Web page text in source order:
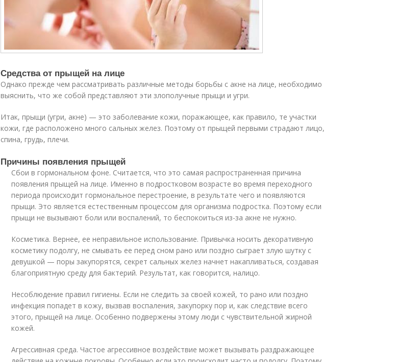
Средства от прыщей на лице
Однако прежде чем рассматривать различные методы борьбы с акне на лице, необходимо
выяснить, что же собой представляют эти злополучные прыщи и угри.
Итак, прыщи (угри, акне) — это заболевание кожи, поражающее, как правило, те участки
кожи, где расположено много сальных желез. Поэтому от прыщей первыми страдают лицо,
спина, грудь, плечи.
Причины появления прыщей
Сбои в гормональном фоне. Считается, что это самая распространенная причина
появления прыщей на лице. Именно в подростковом возрасте во время переходного
периода происходит гормональное перестроение, в результате чего и появляются
прыщи. Это является естественным процессом для организма подростка. Поэтому если
прыщи не вызывают боли или воспалений, то беспокоиться из-за акне не нужно.
Косметика. Вернее, ее неправильное использование. Привычка носить декоративную
косметику подолгу, не смывать ее перед сном рано или поздно сыграет злую шутку с
девушкой — поры закупорятся, секрет сальных желез начнет накапливаться, создавая
благоприятную среду для бактерий. Результат, как говорится, налицо.
Несоблюдение правил гигиены. Если не следить за своей кожей, то рано или поздно
инфекция попадет в кожу, вызвав воспаления, закупорку пор и, как следствие всего
этого, прыщей на лице. Особенно подвержены этому люди с чувствительной жирной
кожей.
Агрессивная среда. Частое агрессивное воздействие может вызывать раздражающее